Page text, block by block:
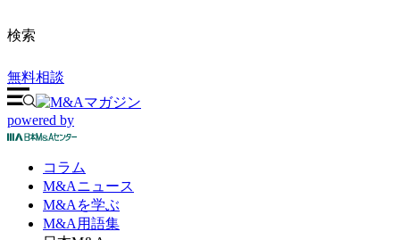
検索
無料相談
powered by
コラム
M&Aニュース
M&Aを学ぶ
M&A 用語集